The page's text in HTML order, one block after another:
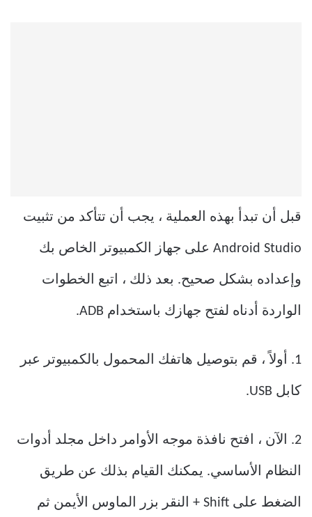
قبل أن تبدأ بهذه العملية ، يجب أن تتأكد من تثبيت
Android Studio على جهاز الكمبيوتر الخاص بك
وإعداده بشكل صحيح. بعد ذلك ، اتبع الخطوات
الواردة أدناه لفتح جهازك باستخدام ADB.
1. أولاً ، قم بتوصيل هاتفك المحمول بالكمبيوتر عبر
كابل USB.
2. الآن ، افتح نافذة موجه الأوامر داخل مجلد أدوات
النظام الأساسي. يمكنك القيام بذلك عن طريق
الضغط على Shift + النقر بزر الماوس الأيمن ثم